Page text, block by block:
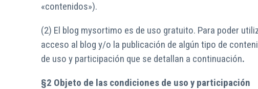
«contenidos»).
(2) El blog mysortimo es de uso gratuito. Para poder
acceso al blog y/o la publicación de algún tipo de
de uso y participación que se detallan a continuación.
§2 Objeto de las condiciones de uso y participación